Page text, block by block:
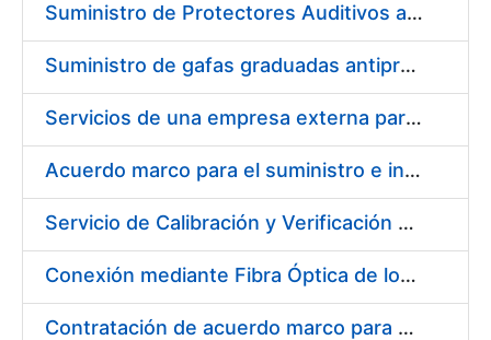
Suministro de Protectores Auditivos a medida para las personas trabajadoras de los Centros de Trabajo de Madrid y Burgos
Suministro de gafas graduadas antiproyecciones para los trabajadores de la FNMT-RCM en los centros de trabajo de Madrid y Burgos
Servicios de una empresa externa para el asesoramiento y resolución de los recursos de alzada que se presentan relacionados con procesos de selección para la FNMT-RCM
Acuerdo marco para el suministro e instalación de persianas, estores y otros complementos
Servicio de Calibración y Verificación Externa de los Equipos de Medición del Servicio de Prevención de la FNMT-RCM
Conexión mediante Fibra Óptica de los Centros de Proceso de Datos (CPDs) de las sedes de la FNMT-RCM de Burgos y Madrid
Contratación de acuerdo marco para el Suministro de Material de Electricidad para la Fábrica Nacional de Moneda y Timbre-Real Casa de la Moneda en su centro de trabajo de Burgos